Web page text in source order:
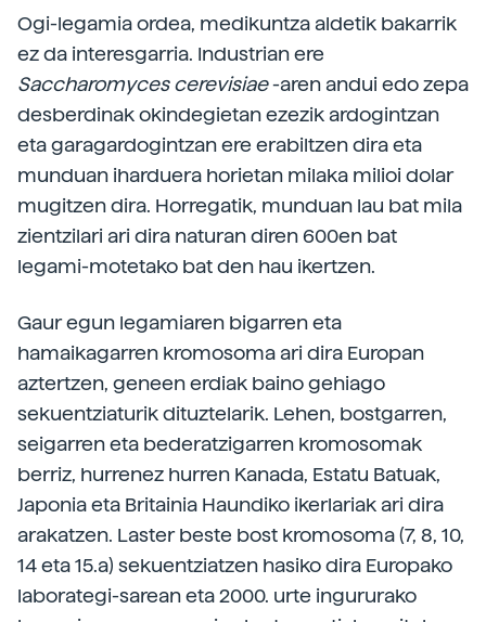
Ogi-legamia ordea, medikuntza aldetik bakarrik
ez da interesgarria. Industrian ere
Saccharomycescerevisiae-aren andui edo zepa
desberdinak okindegietan ezezik ardogintzan
eta garagardogintzan ere erabiltzen dira eta
munduan iharduera horietan milaka milioi dolar
mugitzen dira. Horregatik, munduan lau bat mila
zientzilari ari dira naturan diren 600en bat
legami-motetako bat den hau ikertzen.
Gaur egun legamiaren bigarren eta
hamaikagarren kromosoma ari dira Europan
aztertzen, geneen erdiak baino gehiago
sekuentziaturik dituztelarik. Lehen, bostgarren,
seigarren eta bederatzigarren kromosomak
berriz, hurrenez hurren Kanada, Estatu Batuak,
Japonia eta Britainia Haundiko ikerlariak ari dira
arakatzen. Laster beste bost kromosoma (7, 8, 10,
14 eta 15.a) sekuentziatzen hasiko dira Europako
laborategi-sarean eta 2000. urte ingururako